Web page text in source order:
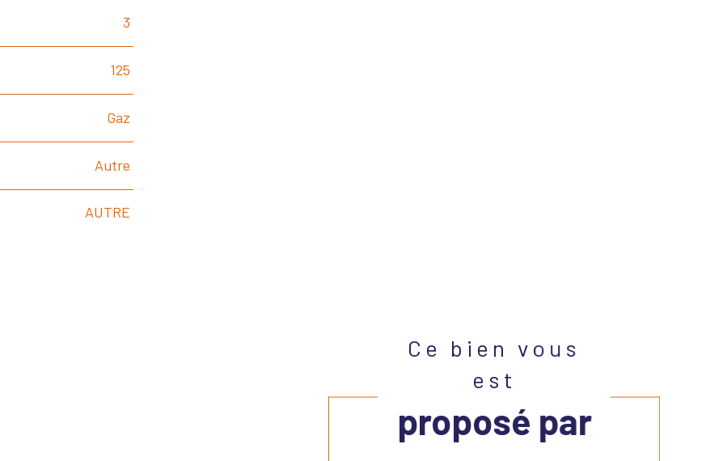
3
125
Gaz
Autre
AUTRE
Ce bien vous
est
proposé par